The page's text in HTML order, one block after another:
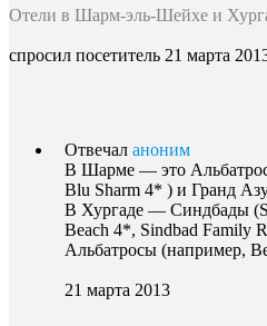
Отели в Шарм-эль-Шейхе и
спросил посетитель 21 марта
Отвечал аноним
В Шарме — это
Blu Sharm 4* ) и Гранд
В Хургаде — Синдбады
Beach 4*, Sindbad Family
Альбатросы (например,
21 марта 2013